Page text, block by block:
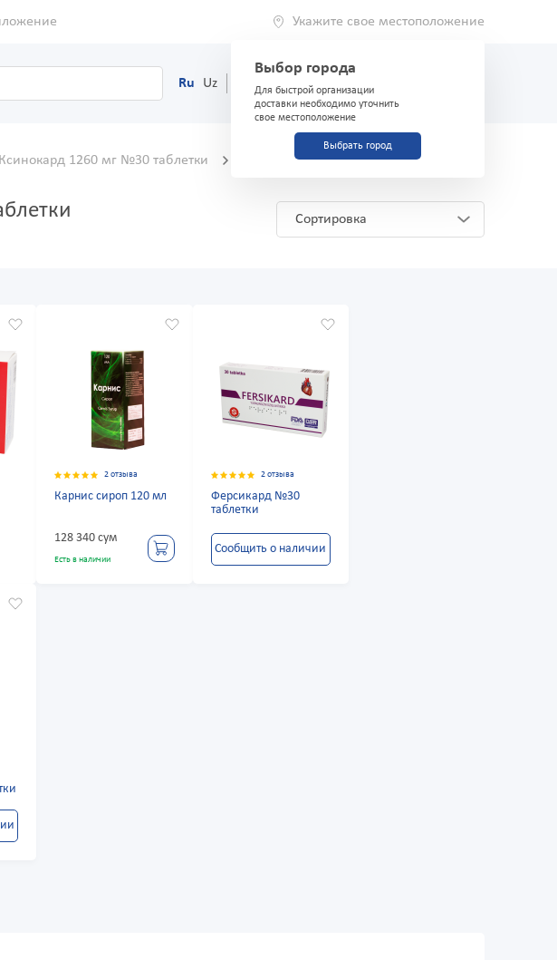
Укажите свое местоположение
Выбор города
Для быстрой организации
доставки необходимо уточнить
свое местоположение
Выбрать город
Ru Uz (71) 200-03-03
Ксинокард 1260 мг №30 таблетки Аналоги и заменители
Сортировка
2 отзыва
Карнис сироп 120 мл
128 340 сум
Есть в наличии
2 отзыва
Ферсикард №30
таблетки
Сообщить о наличии